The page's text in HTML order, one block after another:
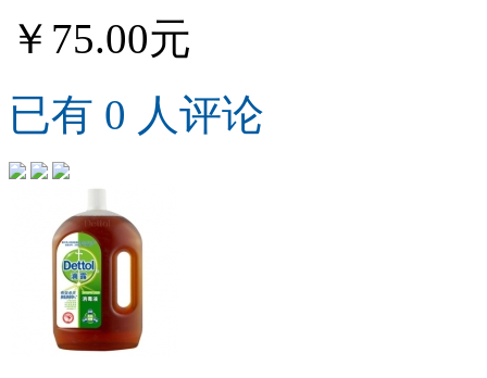
￥75.00元
已有 0 人评论